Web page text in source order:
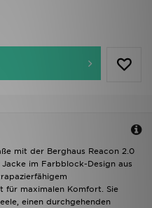
mit der Berghaus Reacon 2.0
im Farbblock-Design aus
maximalen Komfort. Sie
einen durchgehenden